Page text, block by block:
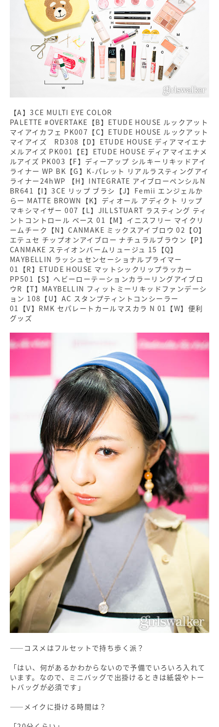
【A】3CE MULTI EYE COLOR
PALETTE #OVERTAKE【B】ETUDE HOUSE ルックアット
マイアイカフェ PK007【C】ETUDE HOUSE ルックアット
マイアイズ RD308【D】ETUDE HOUSE ディアマイエナ
メルアイズ PK001【E】ETUDE HOUSE ディアマイエナメ
ルアイズ PK003【F】ディーアップ シルキーリキッドアイ
ライナー WP BK【G】K-パレット リアルラスティングアイ
ライナー24hWP 【H】INTEGRATE アイブローペンシルN
BR641【I】3CE リップ ブラシ【J】Femii エンジェルか
らー MATTE BROWN【K】ディオール アディクト リップ
マキシマイザー 007【L】JILLSTUART ラスティング ティ
ントコントロール ベース 01【M】イニスフリー マイクリ
ームチーク【N】CANMAKE ミックスアイブロウ 02【O】
エテュセ チップオンアイブロー ナチュラルブラウン【P】
CANMAKE ステイオンバームリュージュ 15【Q】
MAYBELLIN ラッシュセンセーショナルプライマー
01【R】ETUDE HOUSE マットシックリップラッカー
PP501【S】へビーローテーションカラーリングアイブロ
ウR【T】MAYBELLIN フィットミーリキッドファンデーシ
ョン 108【U】AC スタンプティントコンシーラー
01【V】RMK セパレートカールマスカラ N 01【W】便利
グッズ
――コスメはフルセットで持ち歩く派？
「はい、何があるかわからないので予備でいろいろ入れて
います。なので、ミニバッグで出掛けるときは紙袋やトー
トバッグが必須です」
――メイクに掛ける時間は？